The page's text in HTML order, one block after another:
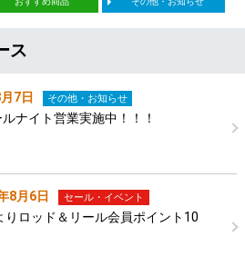
ス
7日 その他・お知らせ
ナイト営業実施中！！！
8月6日 セール・イベント
りロッド＆リール会員ポイント10